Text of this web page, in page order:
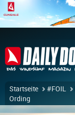
Startseite #FOIL
Ording